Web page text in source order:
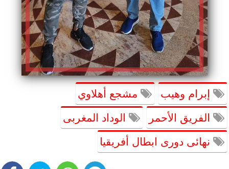
إبرام وهيب مشجع أهلاوي
الفريق الأحمر الوداد المغربى
نهائى دورى ابطال أفريقيا